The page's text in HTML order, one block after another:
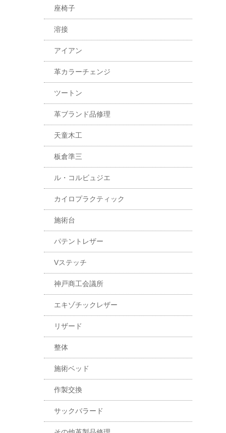
座椅子
溶接
アイアン
革カラーチェンジ
ツートン
革ブランド品修理
天童木工
板倉準三
ル・コルビュジエ
カイロプラクティック
施術台
パテントレザー
Vステッチ
神戸商工会議所
エキゾチックレザー
リザード
整体
施術ベッド
作製交換
サックバラード